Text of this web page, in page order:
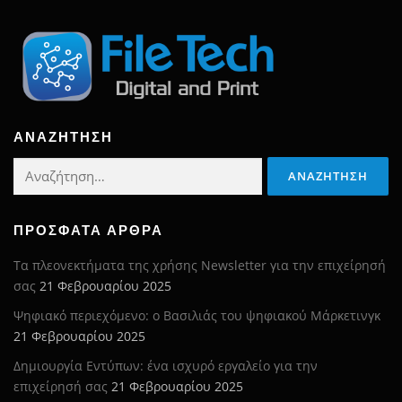
ΑΝΑΖΉΤΗΣΗ
Αναζήτηση
ΠΡΌΣΦΑΤΑ ΆΡΘΡΑ
Τα πλεονεκτήματα της χρήσης Newsletter για την επιχείρησή
σας 21 Φεβρουαρίου 2025
Ψηφιακό περιεχόμενο: ο Βασιλιάς του ψηφιακού Μάρκετινγκ
21 Φεβρουαρίου 2025
Δημιουργία Εντύπων: ένα ισχυρό εργαλείο για την
επιχείρησή σας 21 Φεβρουαρίου 2025